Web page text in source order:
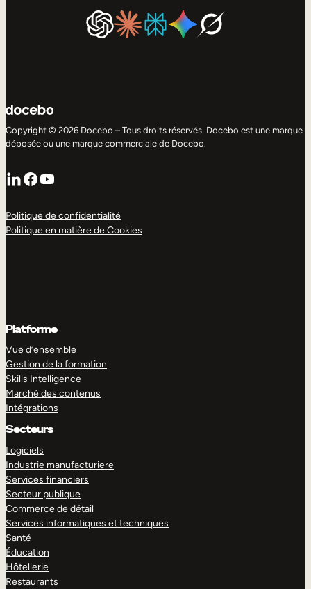
Copyright © 2026 Docebo – Tous droits réservés. Docebo est une marque
déposée ou une marque commerciale de Docebo.
LinkedIn
Facebook
YouTube
Politique de confidentialité
Politique en matière de Cookies
Platforme
Vue d’ensemble
Gestion de la formation
Skills Intelligence
Marché des contenus
Intégrations
Secteurs
Logiciels
Industrie manufacturiere
Services financiers
Secteur publique
Commerce de détail
Services informatiques et techniques
Santé
Éducation
Hôtellerie
Restaurants